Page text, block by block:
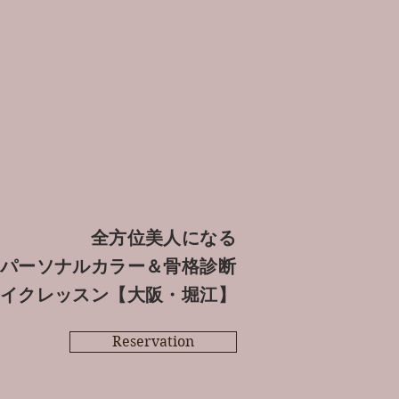
全方位美人になる
パーソナルカラー＆骨格診断
クレッスン【大阪・堀江】
Reservation